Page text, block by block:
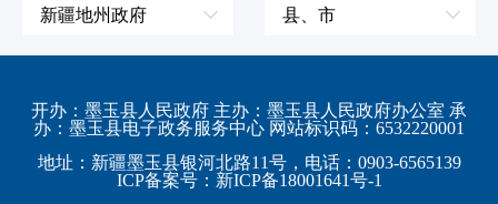
国防部
教育部
工业和信息化部
监察部
江苏省
浙江省
安徽省
新疆地州政府
伊犁哈萨克自治州
阿勒泰地区
博尔塔拉蒙古自治州
县、市
皮山县
策勒县
民丰县
开办：墨玉县人民政府 主办：墨玉县人民政府办公室 承
办：墨玉县电子政务服务中心 网站标识码：6532220001
地址：新疆墨玉县银河北路11号，电话：0903-6565139
ICP备案号：新ICP备18001641号-1